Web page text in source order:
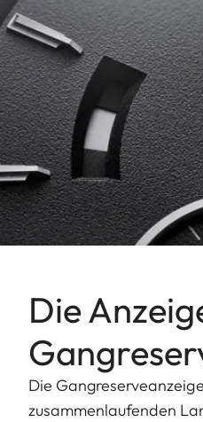
Die
Die
zusammenlaufenden